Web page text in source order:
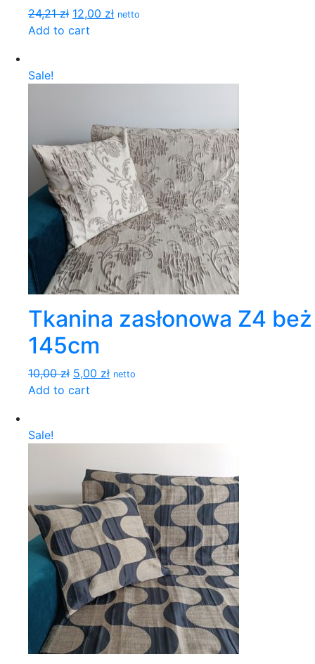
24,21 zł 12,00 zł netto
Add to cart
Sale!
Tkanina zasłonowa Z4 beż
145cm
10,00 zł 5,00 zł netto
Add to cart
Sale!